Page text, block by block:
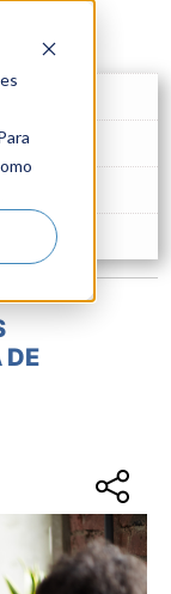
DE